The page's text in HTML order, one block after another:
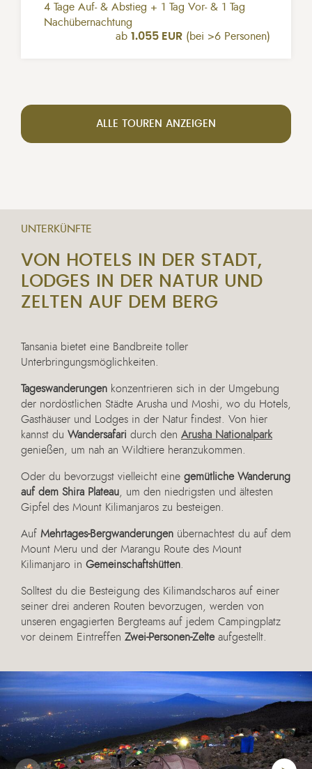
4 Tage Auf- & Abstieg + 1 Tag Vor- & 1 Tag
Nachübernachtung
ab 1.055 EUR (bei >6 Personen)
ALLE TOUREN ANZEIGEN
UNTERKÜNFTE
VON HOTELS IN DER STADT,
LODGES IN DER NATUR UND
ZELTEN AUF DEM BERG
Tansania bietet eine Bandbreite toller
Unterbringungsmöglichkeiten.
Tageswanderungen konzentrieren sich in der Umgebung
der nordöstlichen Städte Arusha und Moshi, wo du Hotels,
Gasthäuser und Lodges in der Natur findest. Von hier
kannst du Wandersafari durch den Arusha Nationalpark
genießen, um nah an Wildtiere heranzukommen.
Oder du bevorzugst vielleicht eine gemütliche Wanderung
auf dem Shira Plateau , um den niedrigsten und ältesten
Gipfel des Mount Kilimanjaros zu besteigen.
Auf Mehrtages-Bergwanderungen übernachtest du auf dem
Mount Meru und der Marangu Route des Mount
Kilimanjaro in Gemeinschaftshütten
Solltest du die Besteigung des Kilimandscharos auf einer
seiner drei anderen Routen bevorzugen, werden von
unseren engagierten Bergteams auf jedem Campingplatz
vor deinem Eintreffen Zwei-Personen-Zelteaufgestellt.